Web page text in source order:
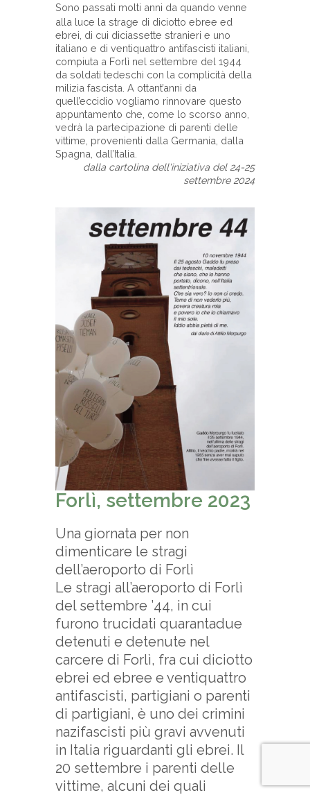
Sono passati molti anni da quando venne
alla luce la strage di diciotto ebree ed
ebrei, di cui diciassette stranieri e uno
italiano e di ventiquattro antifascisti italiani,
compiuta a Forlì nel settembre del 1944
da soldati tedeschi con la complicità della
milizia fascista. A ottant’anni da
quell’eccidio vogliamo rinnovare questo
appuntamento che, come lo scorso anno,
vedrà la partecipazione di parenti delle
vittime, provenienti dalla Germania, dalla
Spagna, dall’Italia.
dalla cartolina dell'iniziativa del 24-25
settembre 2024
Forlì, settembre 2023
Una giornata per non
dimenticare le stragi
dell’aeroporto di Forlì
Le stragi all’aeroporto di Forlì
del settembre ’44, in cui
furono trucidati quarantadue
detenuti e detenute nel
carcere di Forlì, fra cui diciotto
ebrei ed ebree e ventiquattro
antifascisti, partigiani o parenti
di partigiani, è uno dei crimini
nazifascisti più gravi avvenuti
in Italia riguardanti gli ebrei. Il
20 settembre i parenti delle
vittime, alcuni dei quali